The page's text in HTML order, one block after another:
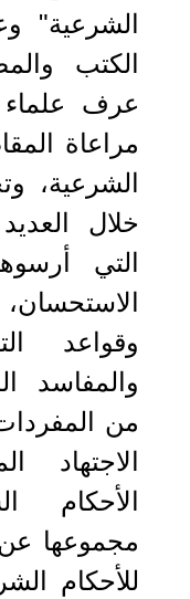
الشرعية"
الكتب
عرف علماء
مراعاة
الشرعية،
خلال
التي
وقواعد
والمفاسد
من
الأحكام
مجموعها
للأحكام